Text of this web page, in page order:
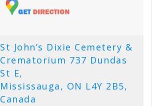
St John’s Dixie Cemetery &
Crematorium 737 Dundas
St E,
Mississauga, ON L4Y 2B5,
Canada